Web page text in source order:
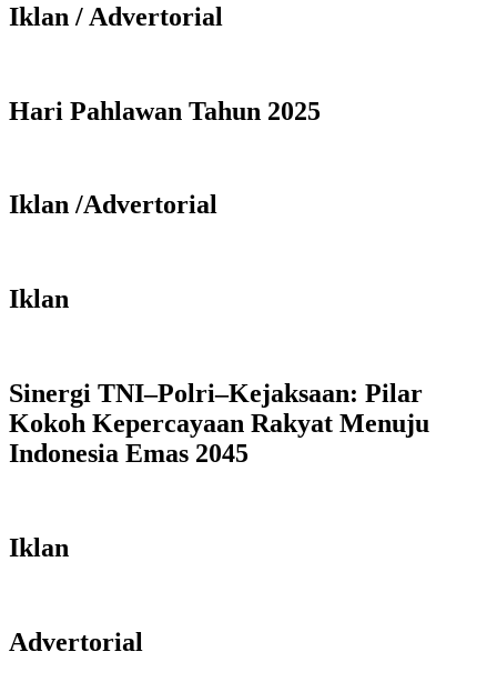
Iklan / Advertorial
Hari Pahlawan Tahun 2025
Iklan /Advertorial
Iklan
Sinergi TNI–Polri–Kejaksaan: Pilar
Kokoh Kepercayaan Rakyat Menuju
Indonesia Emas 2045
Iklan
Advertorial